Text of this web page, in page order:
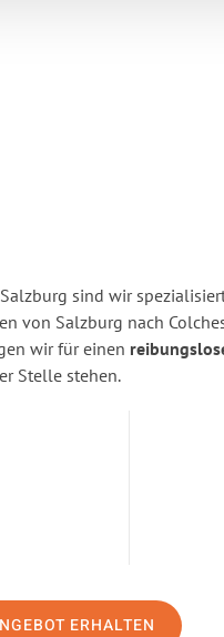
sind wir
von Salzburg nach
wir für einen
Stelle stehen.
ERHALTEN